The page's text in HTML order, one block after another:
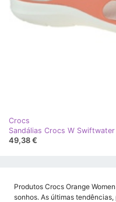
Crocs
Sandálias Crocs W
49,38 €
Produtos Crocs Orange
sonhos. As últimas